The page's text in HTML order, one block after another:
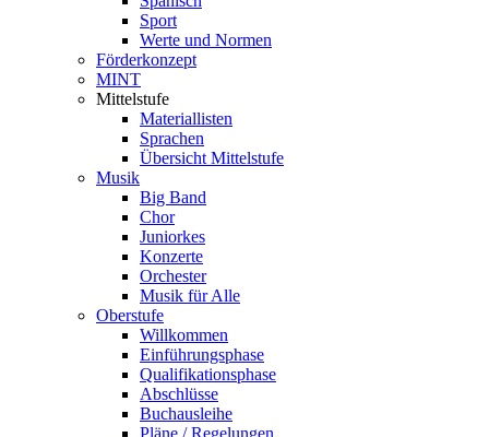
Sport
Werte und Normen
Förderkonzept
MINT
Mittelstufe
Materiallisten
Sprachen
Übersicht Mittelstufe
Musik
Big Band
Chor
Juniorkes
Konzerte
Orchester
Musik für Alle
Oberstufe
Willkommen
Einführungsphase
Qualifikationsphase
Abschlüsse
Buchausleihe
Pläne / Regelungen